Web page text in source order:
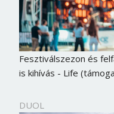
Fesztiválszezon és
is kihívás - Life
DUOL